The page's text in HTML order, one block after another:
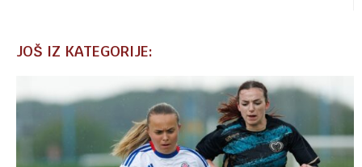
JOŠ IZ KATEGORIJE: